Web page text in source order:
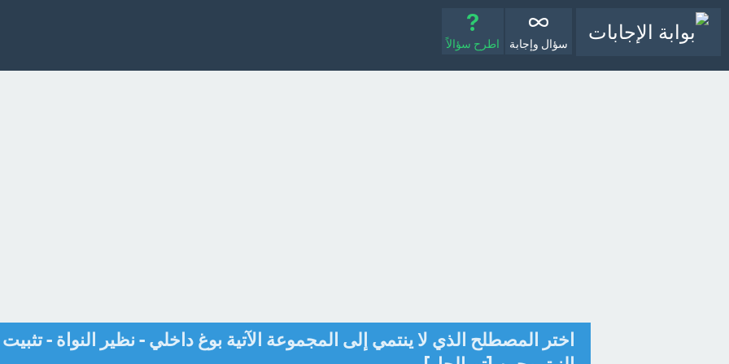
سؤال وإجابة اطرح سؤالاً
اختر المصطلح الذي لا ينتمي إلى المجموعة الآتية بوغ داخلي - نظير النواة - تثبيت